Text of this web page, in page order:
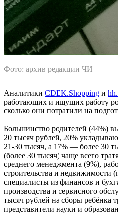
Фото: архив редакции ЧИ
Аналитики CDEK.Shopping и
работающих и ищущих работу
сколько они потратили на
Большинство родителей (44%)
20 тысяч рублей, 20%
21-30 тысяч, а 17% — более 30
(более 30 тысяч) чаще всего
среднего менеджмента (9%),
строительства и недвижимости
специалисты из финансов и
производства и сервисного
тысяч рублей на сборы ребёнка
представители науки и